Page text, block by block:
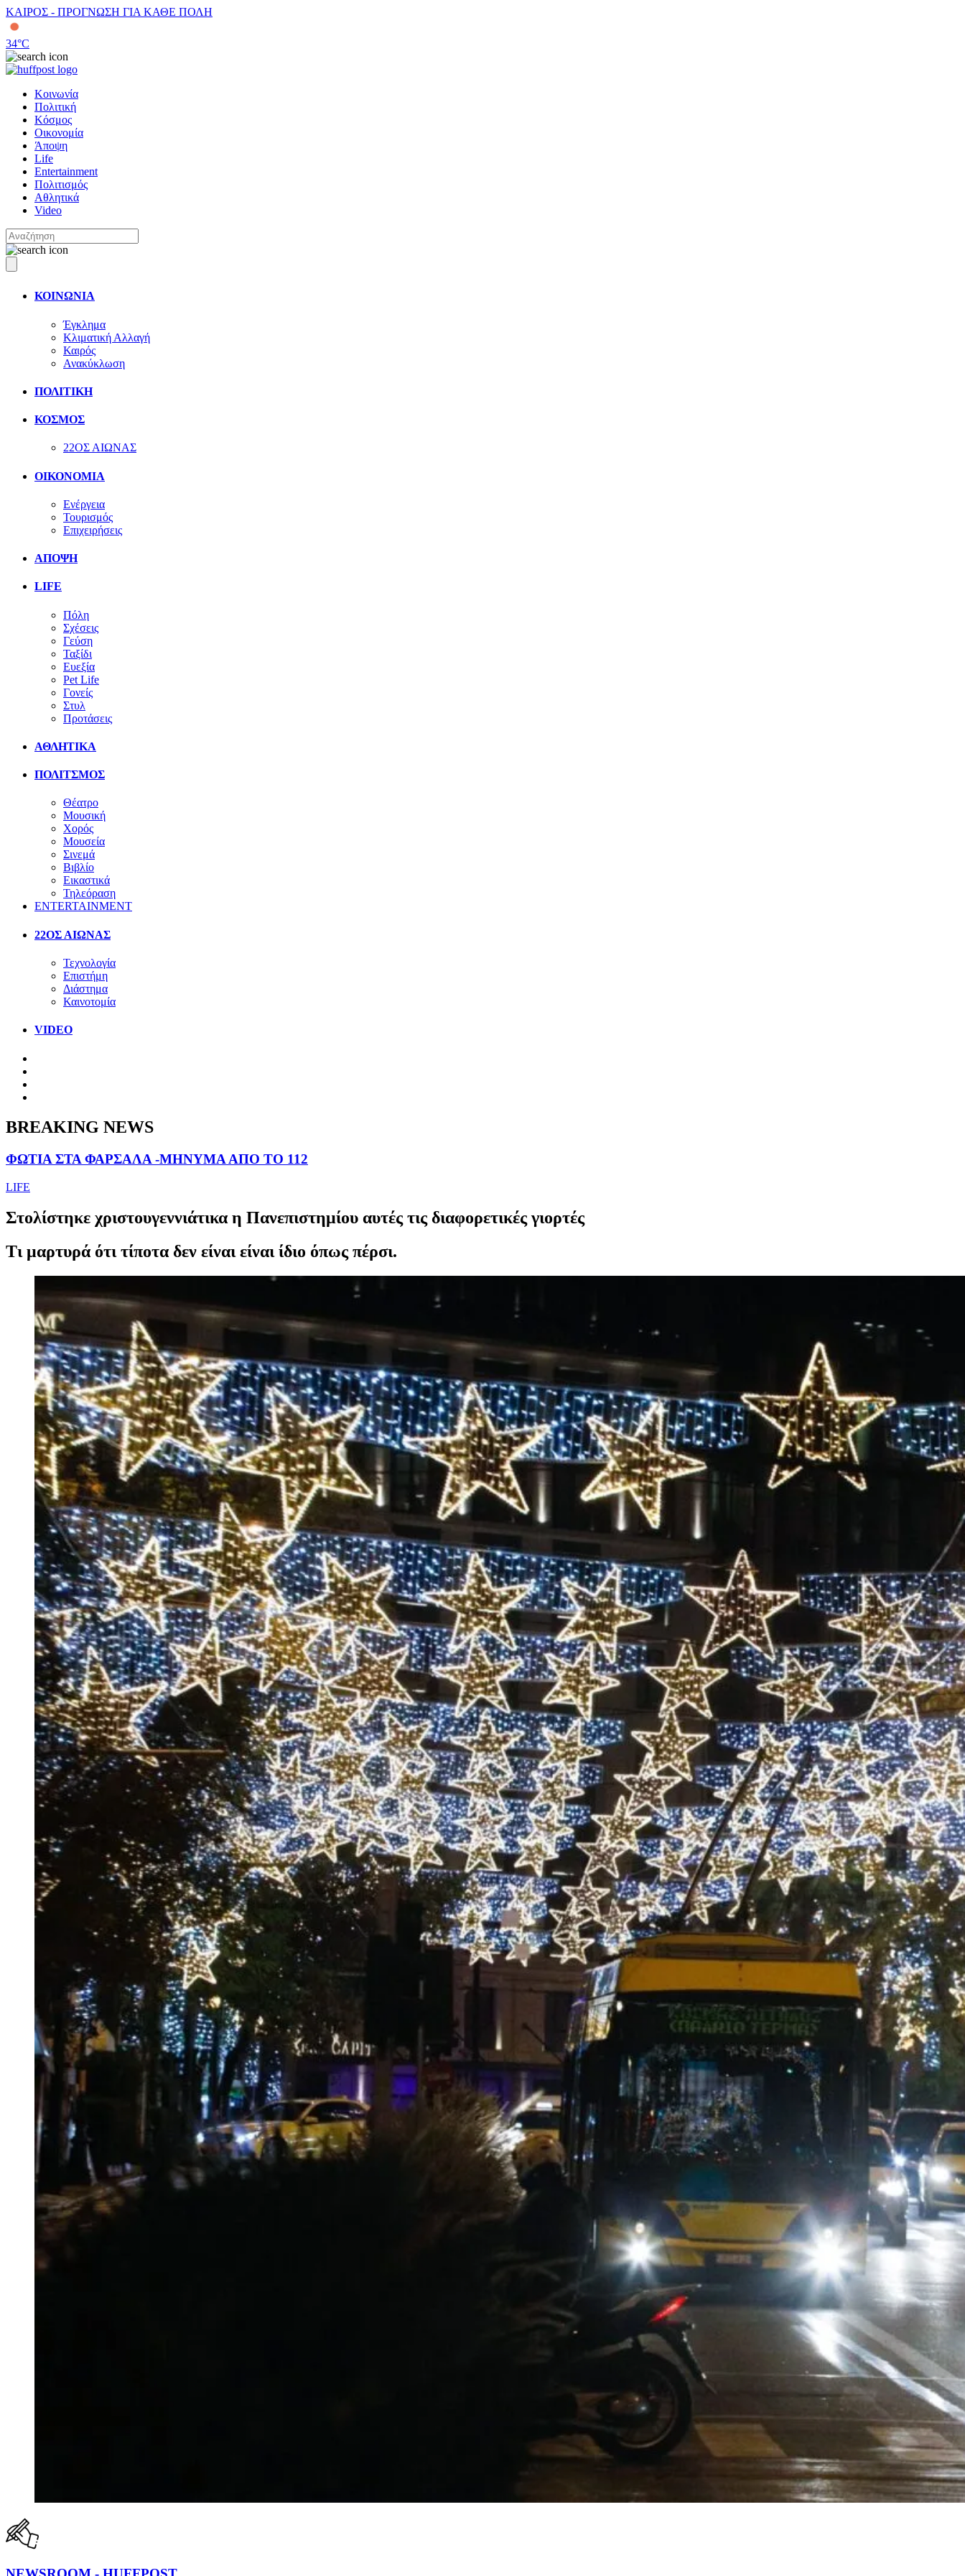
ΚΑΙΡΟΣ - ΠΡΟΓΝΩΣΗ ΓΙΑ ΚΑΘΕ ΠΟΛΗ
34°C
Κοινωνία
Πολιτική
Κόσμος
Οικονομία
Άποψη
Life
Entertainment
Πολιτισμός
Αθλητικά
Video
ΚΟΙΝΩΝΙΑ
Έγκλημα
Κλιματική Αλλαγή
Καιρός
Ανακύκλωση
ΠΟΛΙΤΙΚΗ
ΚΟΣΜΟΣ
22ΟΣ ΑΙΩΝΑΣ
ΟΙΚΟΝΟΜΙΑ
Ενέργεια
Τουρισμός
Επιχειρήσεις
ΑΠΟΨΗ
LIFE
Πόλη
Σχέσεις
Γεύση
Ταξίδι
Ευεξία
Pet Life
Γονείς
Στυλ
Προτάσεις
ΑΘΛΗΤΙΚΑ
ΠΟΛΙΤΣΜΟΣ
Θέατρο
Μουσική
Χορός
Μουσεία
Σινεμά
Βιβλίο
Εικαστικά
Τηλεόραση
ENTERTAINMENT
22ΟΣ ΑΙΩΝΑΣ
Τεχνολογία
Επιστήμη
Διάστημα
Καινοτομία
VIDEO
BREAKING NEWS
ΦΩΤΙΑ ΣΤΑ ΦΑΡΣΑΛΑ -ΜΗΝΥΜΑ ΑΠΟ ΤΟ 112
LIFE
Στολίστηκε χριστουγεννιάτικα η Πανεπιστημίου αυτές τις διαφορετικές γιορτές
Τι μαρτυρά ότι τίποτα δεν είναι είναι ίδιο όπως πέρσι.